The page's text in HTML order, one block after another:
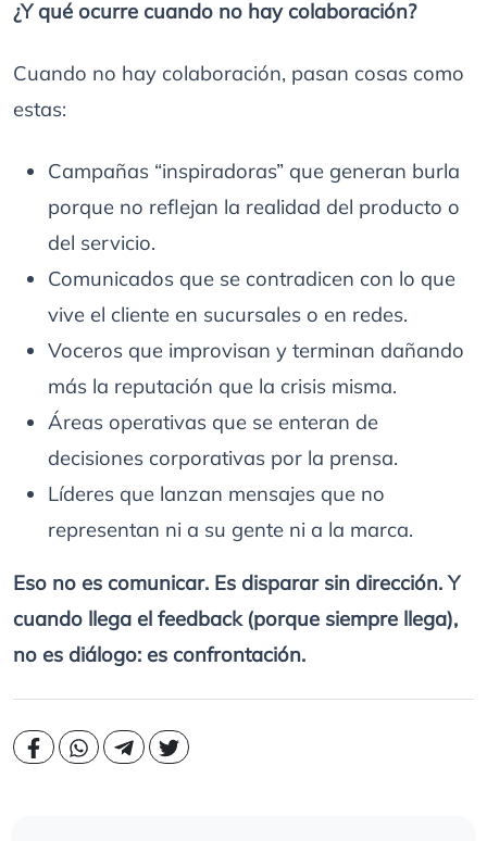
¿Y qué ocurre cuando no hay colaboración?
Cuando no hay colaboración, pasan cosas como
estas:
Campañas “inspiradoras” que generan burla
porque no reflejan la realidad del producto o
del servicio.
Comunicados que se contradicen con lo que
vive el cliente en sucursales o en redes.
Voceros que improvisan y terminan dañando
más la reputación que la crisis misma.
Áreas operativas que se enteran de
decisiones corporativas por la prensa.
Líderes que lanzan mensajes que no
representan ni a su gente ni a la marca.
Eso no es comunicar. Es disparar sin dirección. Y
cuando llega el feedback (porque siempre llega),
no es diálogo: es confrontación.